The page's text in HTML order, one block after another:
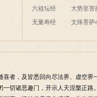
六祖坛经
无量寿经
大势至菩
文殊菩萨
喜者，及皆悉回向尽法界、虚空
一切诸恶趣门，开示人天涅槃正